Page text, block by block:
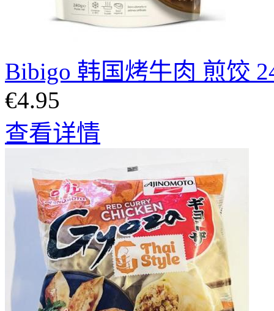
Bibigo 韩国烤牛肉 煎饺
€4.95
查看详情